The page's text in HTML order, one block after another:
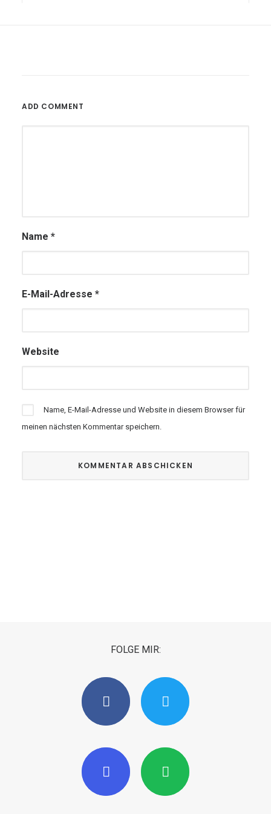
Bittiefe ist neben Dynamikumfang und Abtastrate ein
ADD COMMENT
Name *
E-Mail-Adresse *
Website
Name, E-Mail-Adresse und Website in diesem Browser für
meinen nächsten Kommentar speichern.
FOLGE MIR: